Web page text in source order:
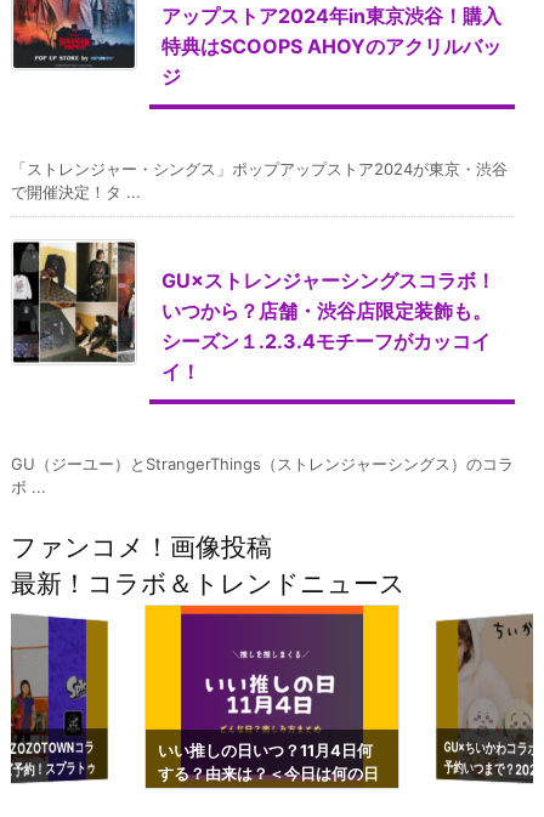
アップストア2024年in東京渋谷！購入
特典はSCOOPS AHOYのアクリルバッ
ジ
「ストレンジャー・シングス」ポップアップストア2024が東京・渋谷
で開催決定！タ ...
GU×ストレンジャーシングスコラボ！
いつから？店舗・渋谷店限定装飾も。
シーズン１.2.3.4モチーフがカッコイ
イ！
GU（ジーユー）とStrangerThings（ストレンジャーシングス）のコラ
ボ ...
ファンコメ！画像投稿
最新！コラボ＆トレンドニュース
コラ
予約！スプラトゥ
ップも渋谷Hz
いい推しの日いつ？11月4日何
する？由来は？＜今日は何の日
GU×ちいかわコラ
予約いつまで？
ーチやショルダー